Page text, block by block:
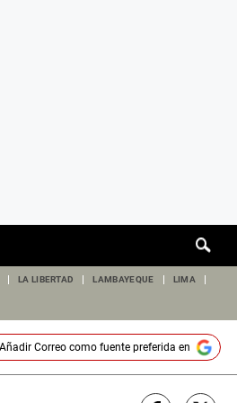
de
LA LIBERTAD LAMBAYEQUE LIMA
Correocomo fuente preferida en